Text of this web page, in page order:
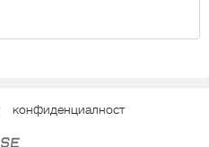
конфиденциалност